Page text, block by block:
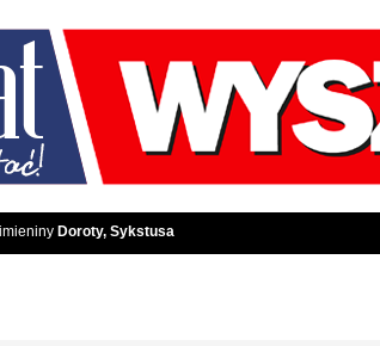
Doroty, Sykstusa